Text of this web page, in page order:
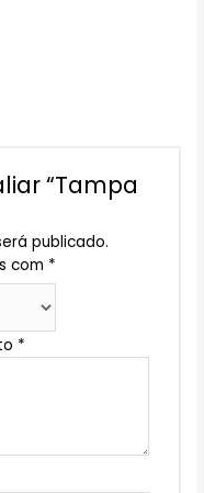
“Tampa
publicado.
com *
*